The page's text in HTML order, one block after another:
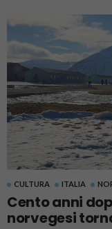
CULTURA ITALIA
Cento anni
norvegesi